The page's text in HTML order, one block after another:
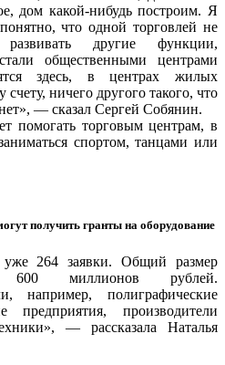
дом какой-нибудь построим. Я
что одной торговлей не
другие функции,
общественными центрами
здесь, в центрах жилых
ничего другого такого, что
— сказал Сергей Собянин.
помогать торговым центрам, в
спортом, танцами или
получить гранты на оборудование
уже 264 заявки. Общий размер
600 миллионов рублей.
например, полиграфические
предприятия, производители
— рассказала Наталья